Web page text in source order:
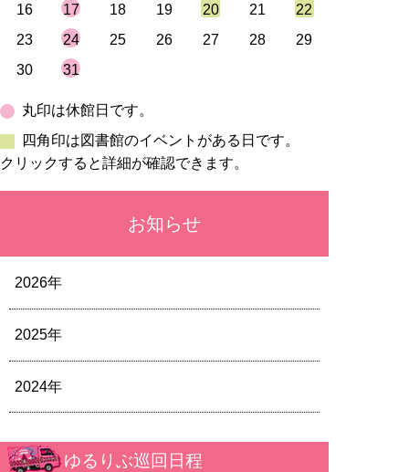
16
17 18 19 20 21
22
23
24 25 26 27 28
29
30
31
丸印は休館日です。
四角印は図書館のイベントがある日です。
クリックすると詳細が確認できます。
お知らせ
2026年
2025年
2024年
ゆるりぶ巡回日程